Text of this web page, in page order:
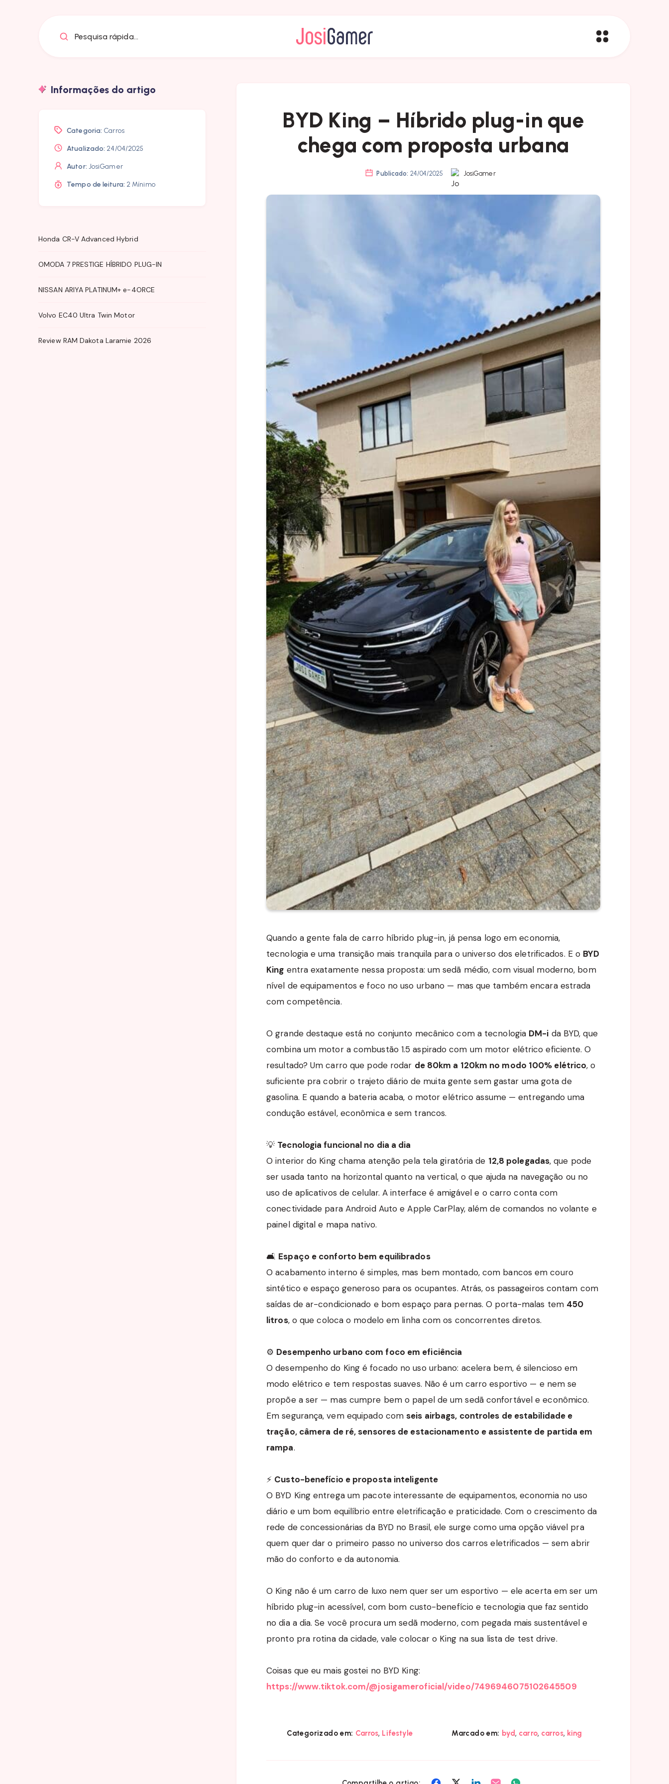
Pesquisa rápida...
BYD King – Híbrido plug-in que
chega com proposta urbana
Publicado: 24/04/2025 JosiGamer
Quando a gente fala de carro híbrido plug-in, já pensa logo em economia,
tecnologia e uma transição mais tranquila para o universo dos eletrificados. E o BYD
King entra exatamente nessa proposta: um sedã médio, com visual moderno, bom
nível de equipamentos e foco no uso urbano — mas que também encara estrada
com competência.
O grande destaque está no conjunto mecânico com a tecnologia DM-i da BYD, que
combina um motor a combustão 1.5 aspirado com um motor elétrico eficiente. O
resultado? Um carro que pode rodar de 80km a 120km no modo 100% elétrico, o
suficiente pra cobrir o trajeto diário de muita gente sem gastar uma gota de
gasolina. E quando a bateria acaba, o motor elétrico assume — entregando uma
condução estável, econômica e sem trancos.
💡 Tecnologia funcional no dia a dia
O interior do King chama atenção pela tela giratória de 12,8 polegadas, que pode
ser usada tanto na horizontal quanto na vertical, o que ajuda na navegação ou no
uso de aplicativos de celular. A interface é amigável e o carro conta com
conectividade para Android Auto e Apple CarPlay, além de comandos no volante e
painel digital e mapa nativo.
🛋️ Espaço e conforto bem equilibrados
O acabamento interno é simples, mas bem montado, com bancos em couro
sintético e espaço generoso para os ocupantes. Atrás, os passageiros contam com
saídas de ar-condicionado e bom espaço para pernas. O porta-malas tem 450
litros, o que coloca o modelo em linha com os concorrentes diretos.
⚙️ Desempenho urbano com foco em eficiência
O desempenho do King é focado no uso urbano: acelera bem, é silencioso em
modo elétrico e tem respostas suaves. Não é um carro esportivo — e nem se
propõe a ser — mas cumpre bem o papel de um sedã confortável e econômico.
Em segurança, vem equipado comseis airbags, controles de estabilidade e
tração, câmera de ré, sensores de estacionamento e assistente de partida em
rampa.
⚡ Custo-benefício e proposta inteligente
O BYD King entrega um pacote interessante de equipamentos, economia no uso
diário e um bom equilíbrio entre eletrificação e praticidade. Com o crescimento da
rede de concessionárias da BYD no Brasil, ele surge como uma opção viável pra
quem quer dar o primeiro passo no universo dos carros eletrificados — sem abrir
mão do conforto e da autonomia.
O King não é um carro de luxo nem quer ser um esportivo — ele acerta em ser um
híbrido plug-in acessível, com bom custo-benefício e tecnologia que faz sentido
no dia a dia. Se você procura um sedã moderno, com pegada mais sustentável e
pronto pra rotina da cidade, vale colocar o King na sua lista de test drive.
Coisas que eu mais gostei no BYD King:
https://www.tiktok.com/@josigameroficial/video/7496946075102645509
Categorizado em: Carros, Lifestyle Marcado em: byd, carro, carros, king
Informações do artigo
Categoria: Carros
Atualizado: 24/04/2025
Autor: JosiGamer
Tempo de leitura: 2 Mínimo
Honda CR-V Advanced Hybrid
OMODA 7 PRESTIGE HÍBRIDO PLUG-IN
NISSAN ARIYA PLATINUM+ e-4ORCE
Volvo EC40 Ultra Twin Motor
Review RAM Dakota Laramie 2026